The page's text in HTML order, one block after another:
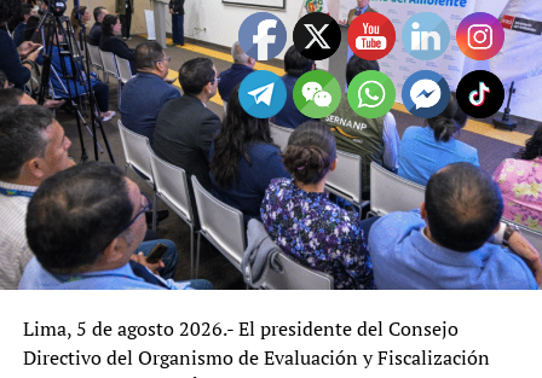
afectados con la baja de precios
Los productores de Huánuco también se ven afectados
Lima, 5 de agosto 2026.- El presidente del Consejo
Directivo del Organismo de Evaluación y Fiscalización